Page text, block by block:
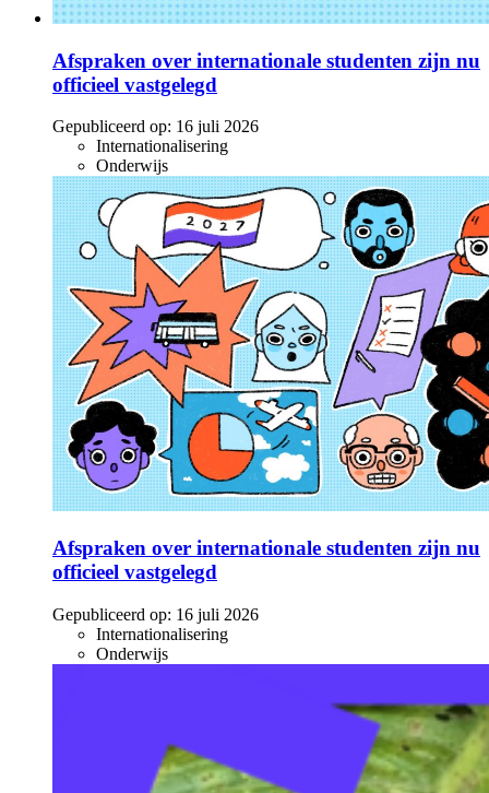
Afspraken over internationale studenten zijn nu
officieel vastgelegd
Gepubliceerd op: 16 juli 2026
Internationalisering
Onderwijs
Afspraken over internationale studenten zijn nu
officieel vastgelegd
Gepubliceerd op: 16 juli 2026
Internationalisering
Onderwijs